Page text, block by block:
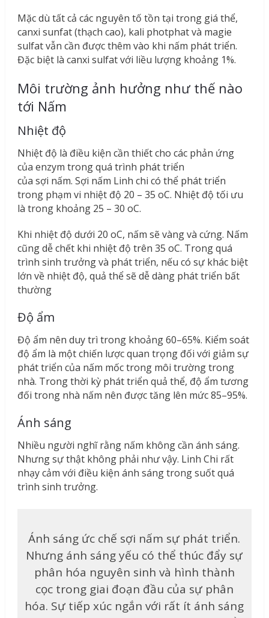
Mặc dù tất cả các nguyên tố tồn tại trong giá thể,
canxi sunfat (thạch cao), kali photphat và magie
sulfat vẫn cần được thêm vào khi nấm phát triển.
Đặc biệt là canxi sulfat với liều lượng khoảng 1%.
Môi trường ảnh hưởng như thế nào
tới Nấm
Nhiệt độ
Nhiệt độ là điều kiện cần thiết cho các phản ứng
của enzym trong quá trình phát triển
của sợi nấm. Sợi nấm Linh chi có thể phát triển
trong phạm vi nhiệt độ 20 – 35 oC. Nhiệt độ tối ưu
là trong khoảng 25 – 30 oC.
Khi nhiệt độ dưới 20 oC, nấm sẽ vàng và cứng. Nấm
cũng dễ chết khi nhiệt độ trên 35 oC. Trong quá
trình sinh trưởng và phát triển, nếu có sự khác biệt
lớn về nhiệt độ, quả thể sẽ dễ dàng phát triển bất
thường
Độ ẩm
Độ ẩm nên duy trì trong khoảng 60–65%. Kiểm soát
độ ẩm là một chiến lược quan trọng đối với giảm sự
phát triển của nấm mốc trong môi trường trong
nhà. Trong thời kỳ phát triển quả thể, độ ẩm tương
đối trong nhà nấm nên được tăng lên mức 85–95%.
Ánh sáng
Nhiều người nghĩ rằng nấm không cần ánh sáng.
Nhưng sự thật không phải như vậy. Linh Chi rất
nhạy cảm với điều kiện ánh sáng trong suốt quá
trình sinh trưởng.
Ánh sáng ức chế sợi nấm sự phát triển.
Nhưng ánh sáng yếu có thể thúc đẩy sự
phân hóa nguyên sinh và hình thành
cọc trong giai đoạn đầu của sự phân
hóa. Sự tiếp xúc ngắn với rất ít ánh sáng